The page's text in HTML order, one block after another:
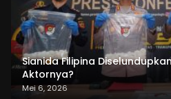
Sianida Filipina
Aktornya?
Mei 6, 2026